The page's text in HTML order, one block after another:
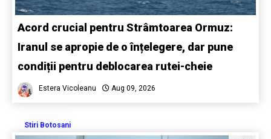
Acord crucial pentru Strâmtoarea Ormuz:
Iranul se apropie de o înțelegere, dar pune
condiții pentru deblocarea rutei-cheie
Estera Vicoleanu Aug 09, 2026
Stiri Botosani